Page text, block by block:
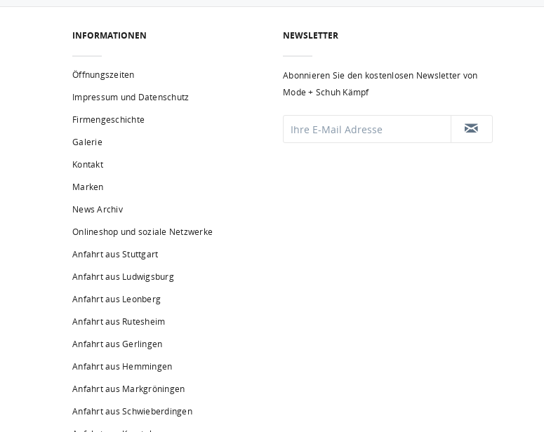
INFORMATIONEN
Öffnungszeiten
Impressum und Datenschutz
Firmengeschichte
Galerie
Kontakt
Marken
News Archiv
Onlineshop und soziale Netzwerke
Anfahrt aus Stuttgart
Anfahrt aus Ludwigsburg
Anfahrt aus Leonberg
Anfahrt aus Rutesheim
Anfahrt aus Gerlingen
Anfahrt aus Hemmingen
Anfahrt aus Markgröningen
Anfahrt aus Schwieberdingen
NEWSLETTER
Abonnieren Sie den kostenlosen Newsletter von
Mode + Schuh Kämpf